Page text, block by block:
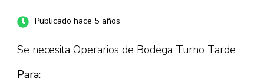
Publicado hace 5 años
Se necesita Operarios de Bodega Turno Tarde
Para: